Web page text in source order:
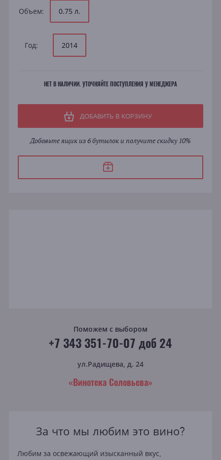
Объем: 0.75 л.
Год: 2014
НЕТ В НАЛИЧИИ. УТОЧНЯЙТЕ ПОСТУПЛЕНИЯ У МЕНЕДЖЕРА
ДОБАВИТЬ В КОРЗИНУ
Добавьте ящик из 6 бутылок и получите скидку 10%
Поможем с выбором
+7 343 351-70-07 доб 24
ул.Радищева, д. 24
«Винотека Соловьева»
За что мы любим это вино?
Любим за освежающий изысканный вкус,